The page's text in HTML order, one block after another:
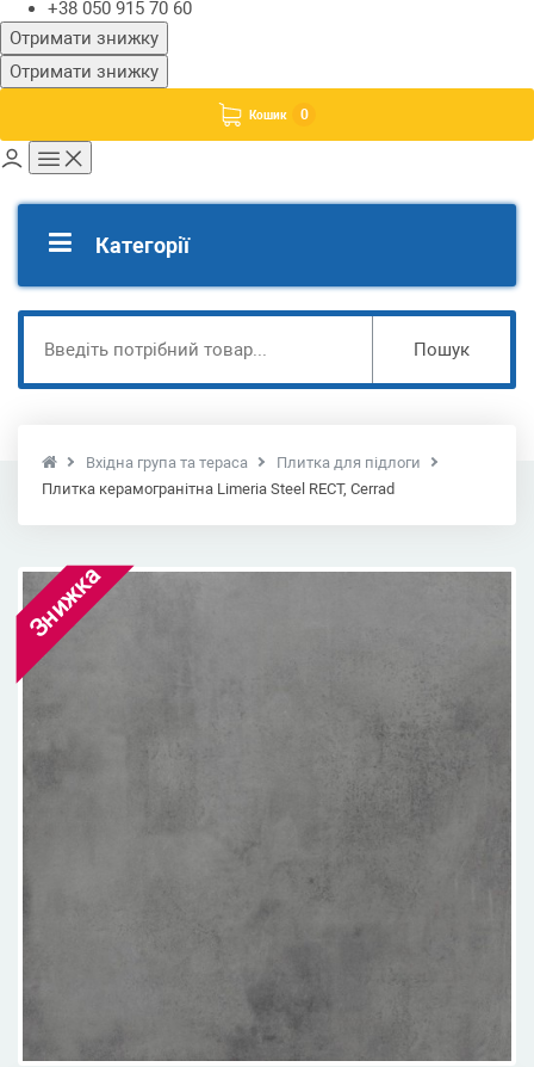
+38 050 915 70 60
Отримати знижку
Отримати знижку
Кошик 0
Категорії
Пошук
Вхідна група та тераса
Плитка для підлоги
Плитка керамогранітна Limeria Steel RECT, Cerrad
Знижка